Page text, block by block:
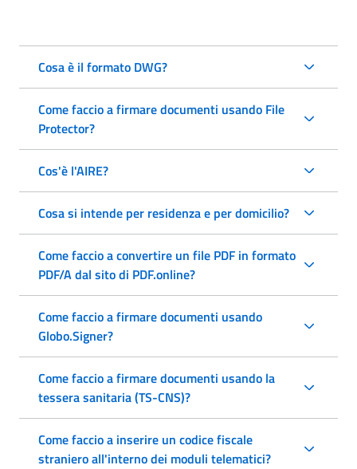
Cosa è il formato DWG?
Come faccio a firmare documenti usando File
Protector?
Cos'è l'AIRE?
Cosa si intende per residenza e per domicilio?
Come faccio a convertire un file PDF in formato
PDF/A dal sito di PDF.online?
Come faccio a firmare documenti usando
Globo.Signer?
Come faccio a firmare documenti usando la
tessera sanitaria (TS-CNS)?
Come faccio a inserire un codice fiscale
straniero all'interno dei moduli telematici?